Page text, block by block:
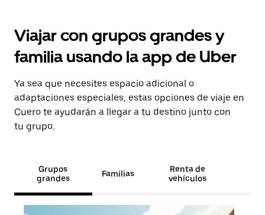
Viajar con grupos grandes y
familia usando la app de Uber
Ya sea que necesites espacio adicional o
adaptaciones especiales, estas opciones de viaje en
Cuero te ayudarán a llegar a tu destino junto con
tu grupo.
Grupos
grandes
Familias
Renta de
vehículos